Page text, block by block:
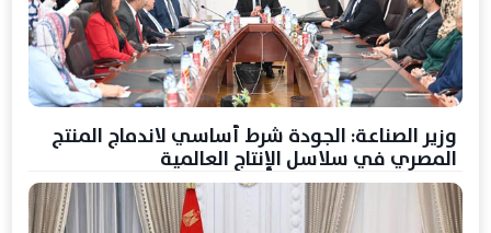
وزير الصناعة: الجودة شرط أساسي لاندماج المنتج
المصري في سلاسل الإنتاج العالمية